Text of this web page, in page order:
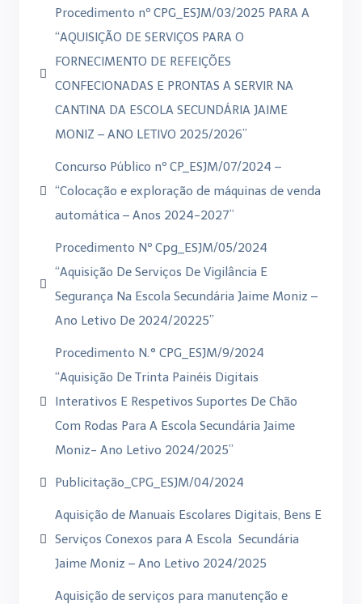
Procedimento nº CPG_ESJM/03/2025 PARA A
“AQUISIÇÃO DE SERVIÇOS PARA O
FORNECIMENTO DE REFEIÇÕES
CONFECIONADAS E PRONTAS A SERVIR NA
CANTINA DA ESCOLA SECUNDÁRIA JAIME
MONIZ – ANO LETIVO 2025/2026”
Concurso Público nº CP_ESJM/07/2024 –
“Colocação e exploração de máquinas de venda
automática – Anos 2024-2027”
Procedimento Nº Cpg_ESJM/05/2024
“Aquisição De Serviços De Vigilância E
Segurança Na Escola Secundária Jaime Moniz –
Ano Letivo De 2024/20225”
Procedimento N.° CPG_ESJM/9/2024
“Aquisição De Trinta Painéis Digitais
Interativos E Respetivos Suportes De Chão
Com Rodas Para A Escola Secundária Jaime
Moniz- Ano Letivo 2024/2025”
Publicitação_CPG_ESJM/04/2024
Aquisição de Manuais Escolares Digitais, Bens E
Serviços Conexos para A Escola Secundária
Jaime Moniz – Ano Letivo 2024/2025
Aquisição de serviços para manutenção e